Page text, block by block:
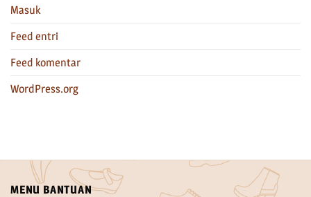
Masuk
Feed entri
Feed komentar
WordPress.org
MENU BANTUAN